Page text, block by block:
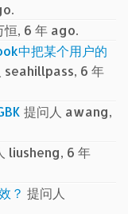
恒, 6 年 ago.
中把某个用户的
seahillpass, 6 年
提问人 awang,
liusheng, 6 年
？ 提问人